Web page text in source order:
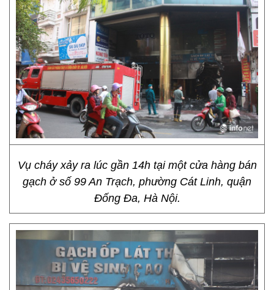
Vụ cháy xảy ra lúc gần 14h tại một cửa hàng bán
gạch ở số 99 An Trạch, phường Cát Linh, quận
Đống Đa, Hà Nội.